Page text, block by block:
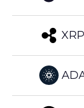
XRP